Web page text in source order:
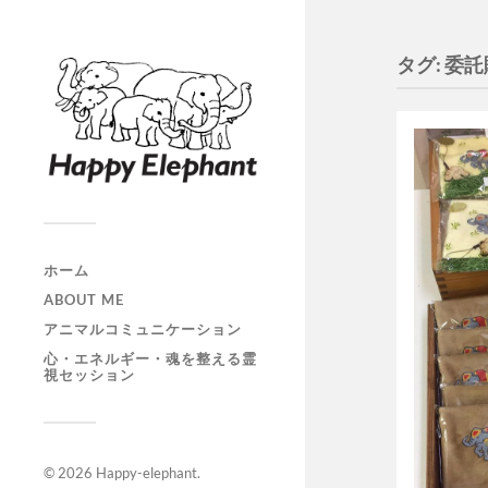
ホーム
ABOUT ME
アニマルコミュニケーション
心・エネルギー・魂を整える霊
視セッション
© 2026 Happy-elephant.
タグ:委